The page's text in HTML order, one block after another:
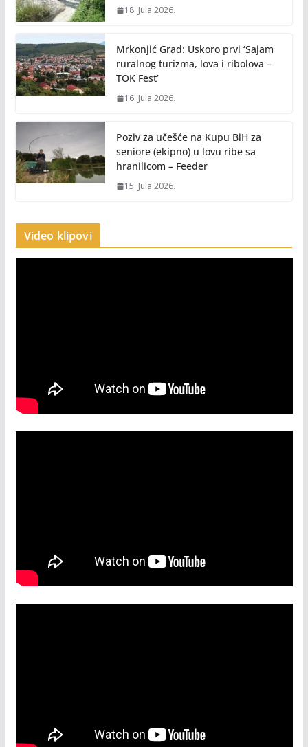
18. Jula 2026.
Mrkonjić Grad: Uskoro prvi ‘Sajam
ruralnog turizma, lova i ribolova –
TOK Fest’
16. Jula 2026.
Poziv za učešće na Kupu BiH za
seniore (ekipno) u lovu ribe sa
hranilicom – Feeder
15. Jula 2026.
Video klipovi